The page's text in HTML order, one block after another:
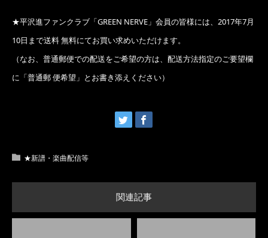
★平沢進ファンクラブ「GREEN NERVE」会員の皆様には、2017年7月
10日まで送料 無料にてお買い求めいただけます。
（なお、普通郵便での配送をご希望の方は、配送方法指定のご要望欄
に「普通郵 便希望」とお書き添えください）
★新譜・楽曲配信等
関連記事